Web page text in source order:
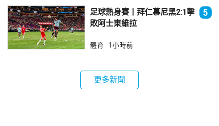
足球熱身賽丨拜仁慕尼黑2:1擊
敗阿士東維拉
5
體育 1小時前
更多新聞